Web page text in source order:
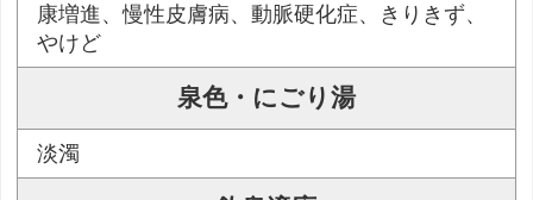
康増進、慢性皮膚病、動脈硬化症、きりきず、
やけど
泉色・にごり湯
淡濁